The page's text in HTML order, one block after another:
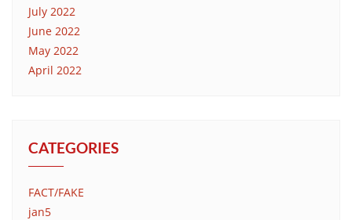
July 2022
June 2022
May 2022
April 2022
CATEGORIES
FACT/FAKE
jan5